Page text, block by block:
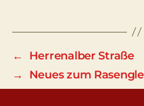
←
Herrenalber Straße
→
Neues zum